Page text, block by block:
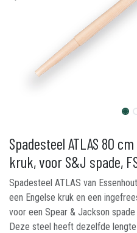
Spadesteel ATLAS 80
kruk, voor S&J spade,
Spadesteel ATLAS van
een Engelse kruk en een
voor een Spear & Jackson
Deze steel heeft dezelfde